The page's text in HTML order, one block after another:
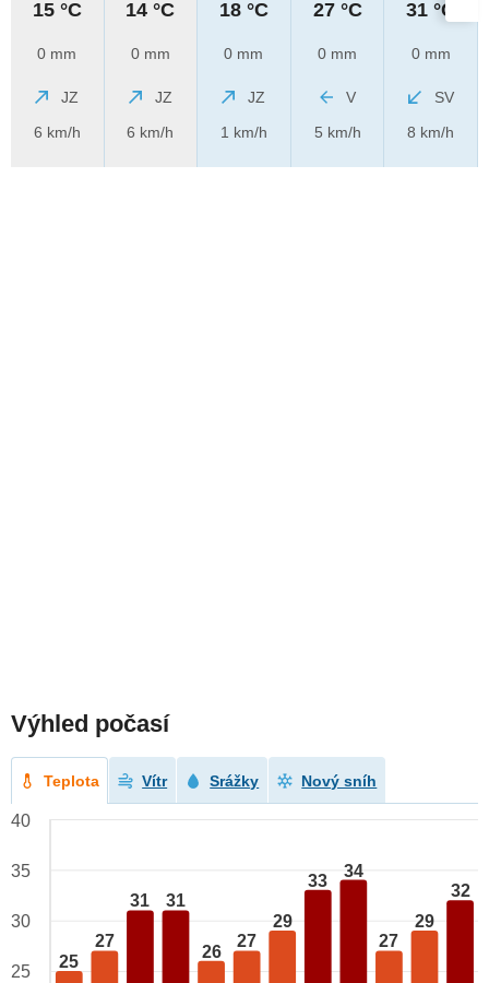
15 °C
0 mm
JZ
6 km/h
14 °C
0 mm
JZ
6 km/h
18 °C
0 mm
JZ
1 km/h
27 °C
0 mm
V
5 km/h
31 °C
0 mm
SV
8 km/h
Výhled počasí
Teplota Vítr Srážky Nový sníh
25
27
31 31
26
27
29
33
34
27
29
32
40
35
30
25